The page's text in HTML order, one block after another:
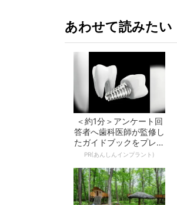
あわせて読みたい
＜約1分＞アンケート回
答者へ歯科医師が監修し
たガイドブックをプレゼ
ント。65歳以...
PR(あんしんインプラント)